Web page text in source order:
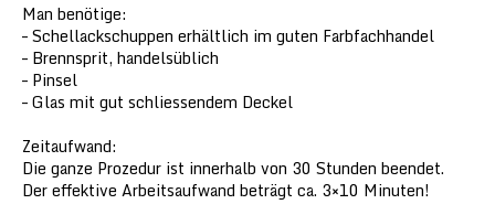
Man benötige:
– Schellackschuppen erhältlich im guten Farbfachhandel
– Brennsprit, handelsüblich
– Pinsel
– Glas mit gut schliessendem Deckel
Zeitaufwand:
Die ganze Prozedur ist innerhalb von 30 Stunden beendet.
Der effektive Arbeitsaufwand beträgt ca. 3×10 Minuten!